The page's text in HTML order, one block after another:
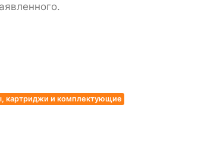
картриджи и комплектующие